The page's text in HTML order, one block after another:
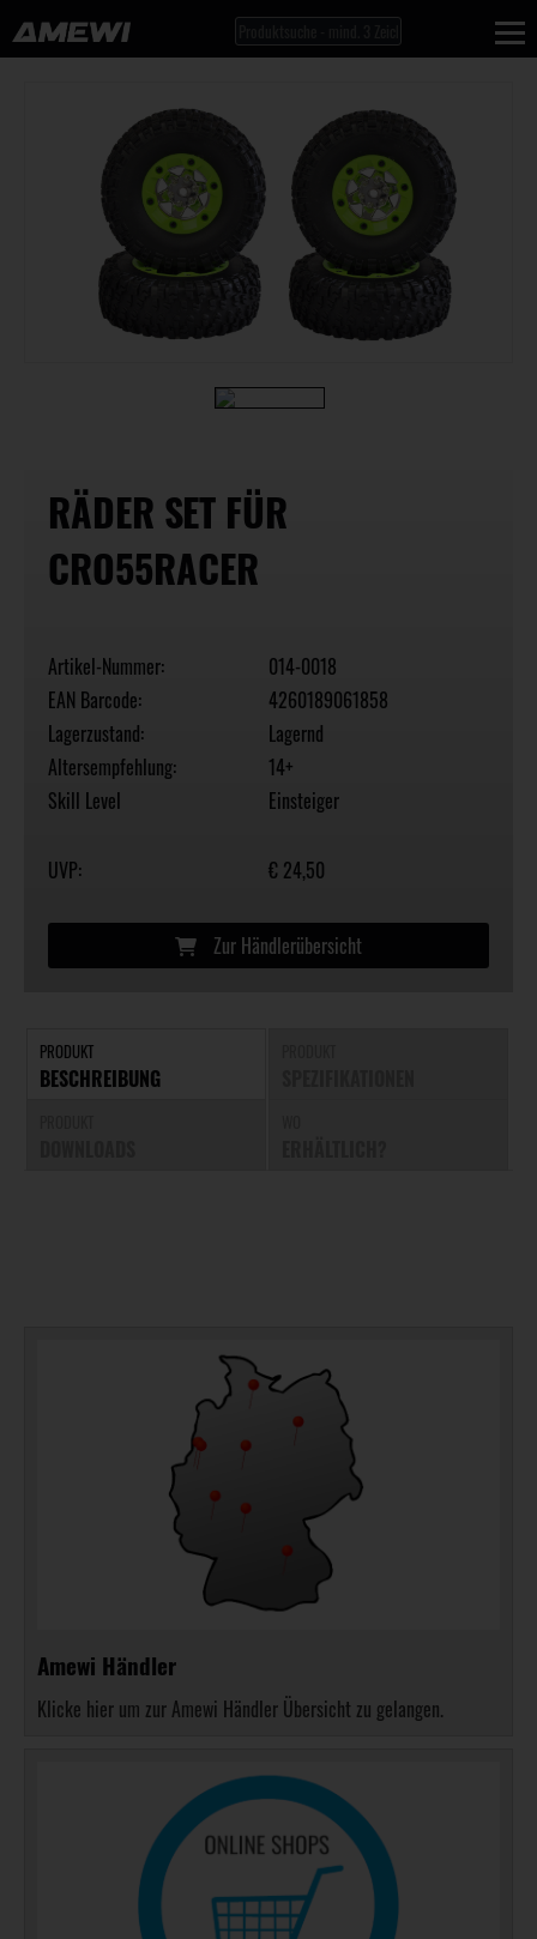
RÄDER SET FÜR
CRO55RACER
Artikel-Nummer:
014-0018
EAN Barcode:
4260189061858
Lagerzustand:
Lagernd
Altersempfehlung:
14+
Skill Level
Einsteiger
UVP: € 24,50
Zur Händlerübersicht
PRODUKT
BESCHREIBUNG
Amewi Händler
Klicke hier um zur Amewi Händler Übersicht zu gelangen.